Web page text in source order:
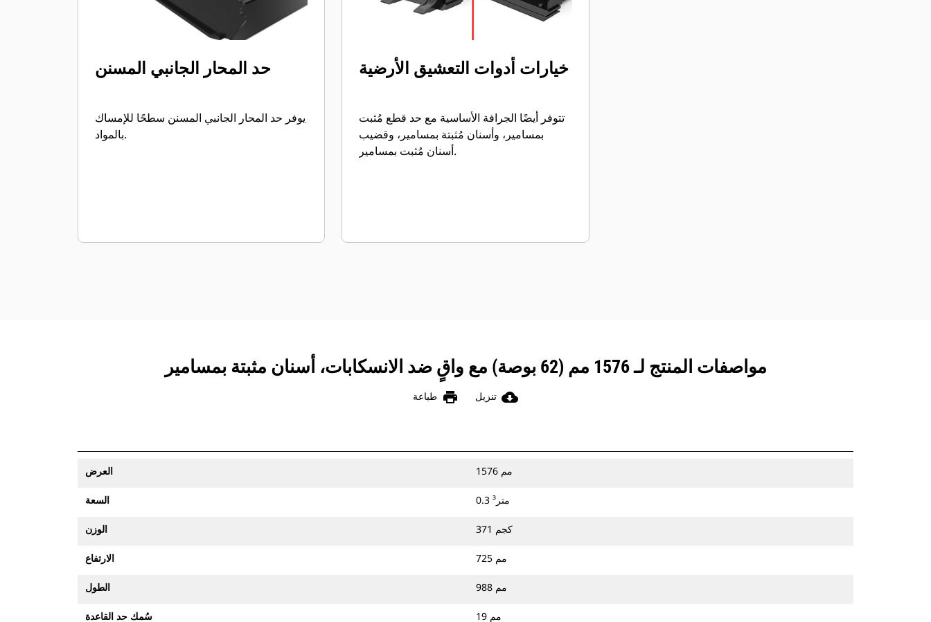
حد المحار الجانبي المسنن
يوفر حد المحار الجانبي المسنن سطحًا للإمساك
بالمواد.
خيارات أدوات التعشيق الأرضية
تتوفر أيضًا الجرافة الأساسية مع حد قطع مُثبت
بمسامير، وأسنان مُثبتة بمسامير، وقضيب
أسنان مُثبت بمسامير.
مواصفات المنتج لـ 1576 مم (62 بوصة) مع واقٍ ضد الانسكابات، أسنان مثبتة بمسامير
cloud_download تنزيل print طباعة
العرض 1576 مم
السعة 0.3 متر³
الوزن 371 كجم
الارتفاع 725 مم
الطول 988 مم
سُمك حد القاعدة 19 مم